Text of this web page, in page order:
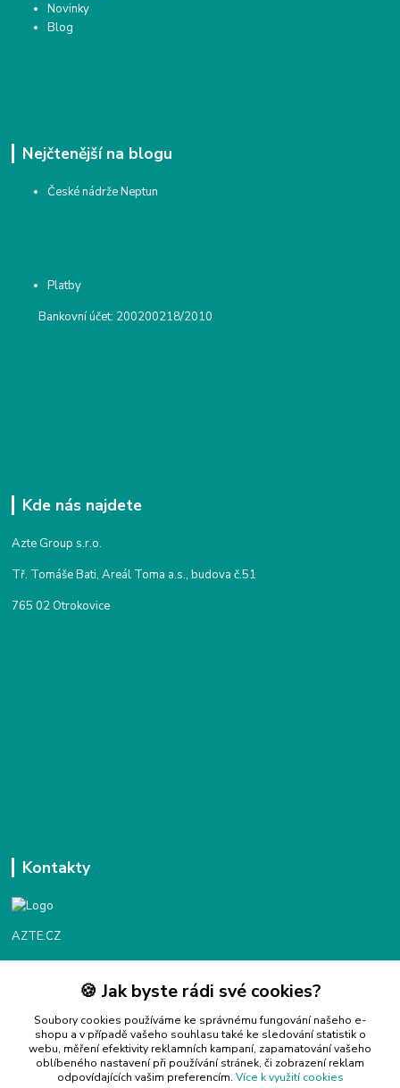
Novinky
Blog
Nejčtenější na blogu
České nádrže Neptun
Platby
Bankovní účet: 200200218/2010
Kde nás najdete
Azte Group s.r.o.
Tř. Tomáše Bati, Areál Toma a.s., budova č.51
765 02 Otrokovice
Kontakty
AZTE.CZ
Objednávky / fakturace
Po - Čt 9:00 - 16:00
Info@azte.cz
🍪 Jak byste rádi své cookies?
Soubory cookies používáme ke správnému fungování našeho e-
shopu a v případě vašeho souhlasu také ke sledování statistik o
webu, měření efektivity reklamních kampaní, zapamatování vašeho
oblíbeného nastavení při používání stránek, či zobrazení reklam
odpovídajících vašim preferencím. Více k využití cookies